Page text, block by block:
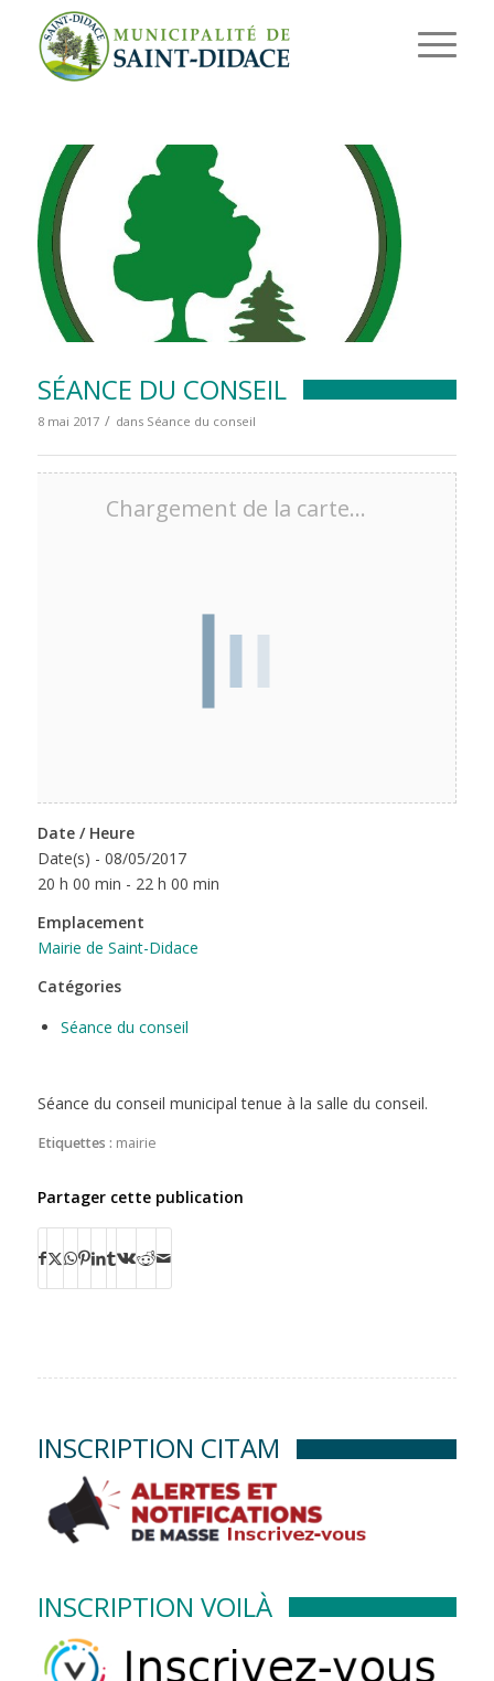
SÉANCE DU CONSEIL
8 mai 2017 / dans Séance du conseil
Chargement de la carte…
Date / Heure
Date(s) - 08/05/2017
20 h 00 min - 22 h 00 min
Emplacement
Mairie de Saint-Didace
Catégories
Séance du conseil
Séance du conseil municipal tenue à la salle du conseil.
Etiquettes : mairie
Partager cette publication
INSCRIPTION CITAM
INSCRIPTION VOILÀ